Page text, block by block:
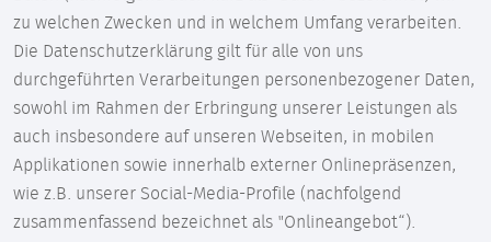
zu welchen Zwecken und in welchem Umfang verarbeiten.
Die Datenschutzerklärung gilt für alle von uns
durchgeführten Verarbeitungen personenbezogener Daten,
sowohl im Rahmen der Erbringung unserer Leistungen als
auch insbesondere auf unseren Webseiten, in mobilen
Applikationen sowie innerhalb externer Onlinepräsenzen,
wie z.B. unserer Social-Media-Profile (nachfolgend
zusammenfassend bezeichnet als "Onlineangebot“).